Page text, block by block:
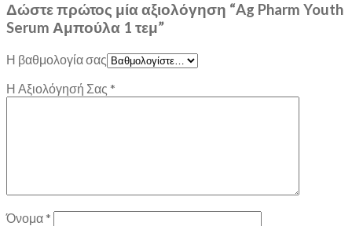
Δώστε πρώτος μία αξιολόγηση “Ag Pharm Youth
Serum Αμπούλα 1 τεμ”
Η βαθμολογία σας
Η Αξιολόγησή Σας *
Όνομα*